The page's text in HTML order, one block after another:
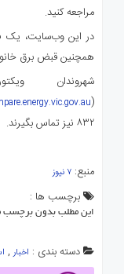
مراجعه کنید.
در این وب‌سایت، یک
همچنین قبض برق
شهروندان
(
۸۳۲ نیز تماس بگیرند.
منبع: ۷ نیوز
برچسب ها :
این مطلب بدون برچسب
دسته بندی : اخبار,